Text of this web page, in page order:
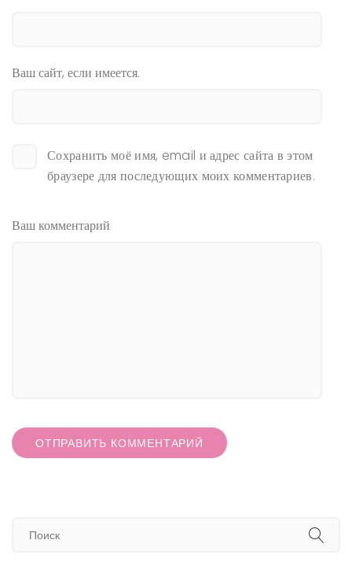
Ваш сайт, если имеется.
Сохранить моё имя, email и адрес сайта в этом
браузере для последующих моих комментариев.
Ваш комментарий